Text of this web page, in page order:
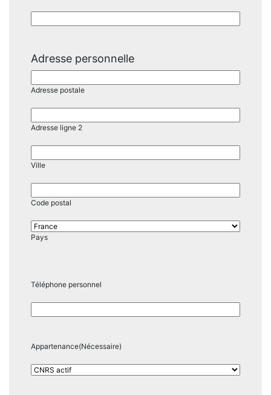
Adresse personnelle
Adresse postale
Adresse ligne 2
Ville
Code postal
Pays
Téléphone personnel
Appartenance(Nécessaire)